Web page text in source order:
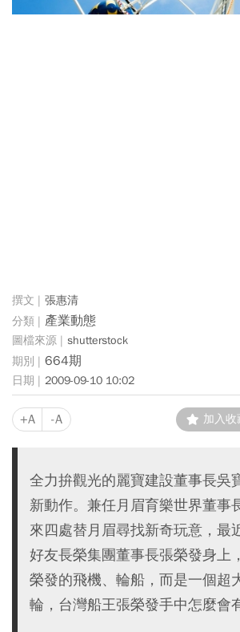
張惠清
產業動態
shutterstock
664期
2009-09-10 10:02
+A -A 加入收
全力拚觀光的麗寶建設董事長吳
新動作。兼任月眉育樂世界董事
來四處替月眉尋找新奇玩意，最
好友長榮集團董事長張榮發身上
榮發的飛機、輪船，而是一個超
輪，台灣船王張榮發手中怎麼會